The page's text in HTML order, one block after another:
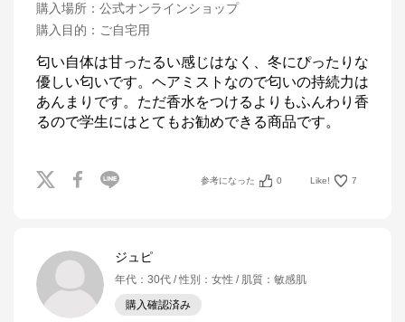
購入場所 ： 公式オンラインショップ
購入目的 ： ご自宅用
匂い自体は甘ったるい感じはなく、冬にぴったりな
優しい匂いです。ヘアミストなので匂いの持続力は
あんまりです。ただ香水をつけるよりもふんわり香
るので学生にはとてもお勧めできる商品です。
参考になった 0 Like! 7
ジュピ
年代 ： 30代 性別 ： 女性 肌質 ： 敏感肌
購入確認済み